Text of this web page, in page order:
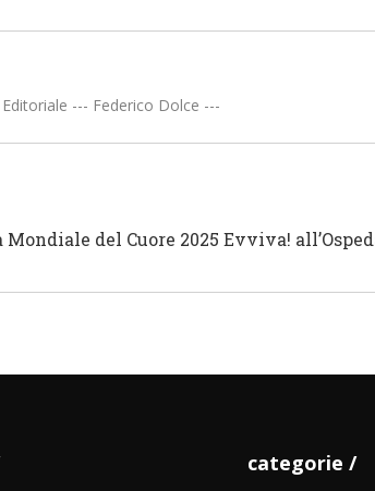
REGIONE
--- Federico Dolce ---
Mondiale del Cuore 2025 Evviva!
categorie